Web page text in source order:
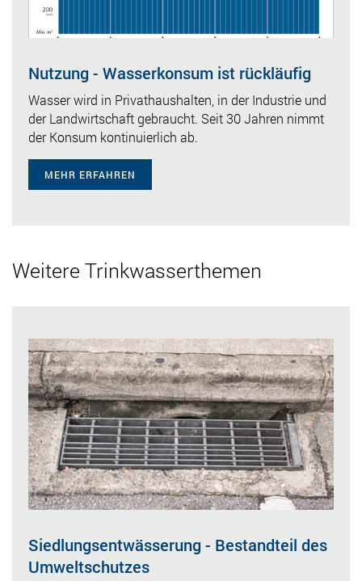
Nutzung - Wasserkonsum ist rückläufig
Wasser wird in Privathaushalten, in der Industrie und
der Landwirtschaft gebraucht. Seit 30 Jahren nimmt
der Konsum kontinuierlich ab.
MEHR ERFAHREN
Weitere Trinkwasserthemen
Siedlungsentwässerung - Bestandteil des
Umweltschutzes